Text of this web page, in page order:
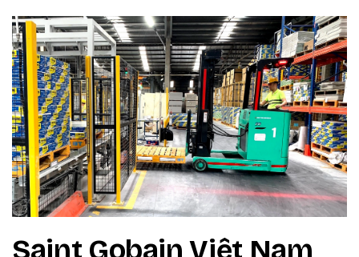
Saint Gobain Việt Nam